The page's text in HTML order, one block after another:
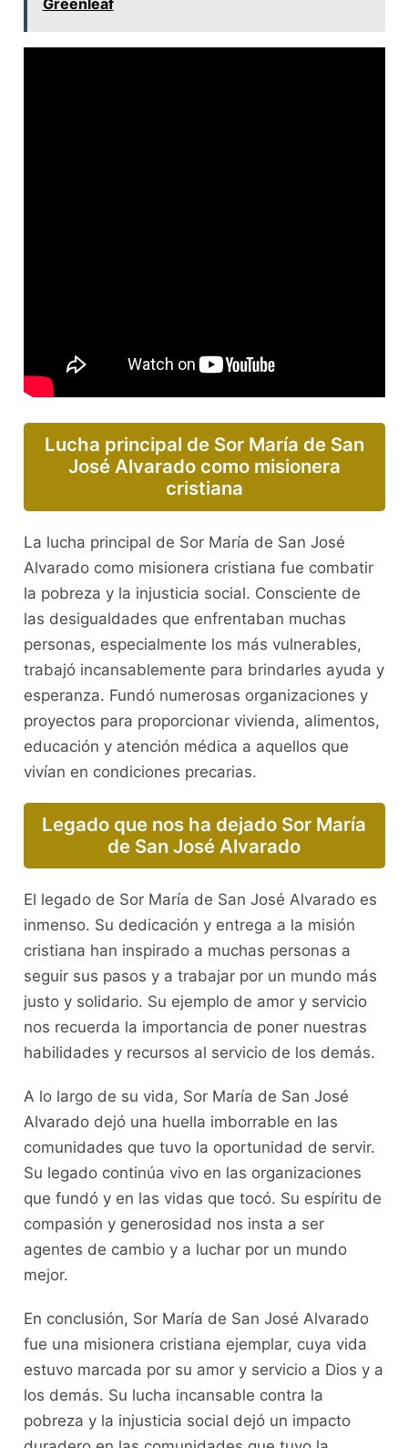
Greenleaf
Lucha principal de Sor María de San
José Alvarado como misionera
cristiana
La lucha principal de Sor María de San José
Alvarado como misionera cristiana fue combatir
la pobreza y la injusticia social. Consciente de
las desigualdades que enfrentaban muchas
personas, especialmente los más vulnerables,
trabajó incansablemente para brindarles ayuda y
esperanza. Fundó numerosas organizaciones y
proyectos para proporcionar vivienda, alimentos,
educación y atención médica a aquellos que
vivían en condiciones precarias.
Legado que nos ha dejado Sor María
de San José Alvarado
El legado de Sor María de San José Alvarado es
inmenso. Su dedicación y entrega a la misión
cristiana han inspirado a muchas personas a
seguir sus pasos y a trabajar por un mundo más
justo y solidario. Su ejemplo de amor y servicio
nos recuerda la importancia de poner nuestras
habilidades y recursos al servicio de los demás.
A lo largo de su vida, Sor María de San José
Alvarado dejó una huella imborrable en las
comunidades que tuvo la oportunidad de servir.
Su legado continúa vivo en las organizaciones
que fundó y en las vidas que tocó. Su espíritu de
compasión y generosidad nos insta a ser
agentes de cambio y a luchar por un mundo
mejor.
En conclusión, Sor María de San José Alvarado
fue una misionera cristiana ejemplar, cuya vida
estuvo marcada por su amor y servicio a Dios y a
los demás. Su lucha incansable contra la
pobreza y la injusticia social dejó un impacto